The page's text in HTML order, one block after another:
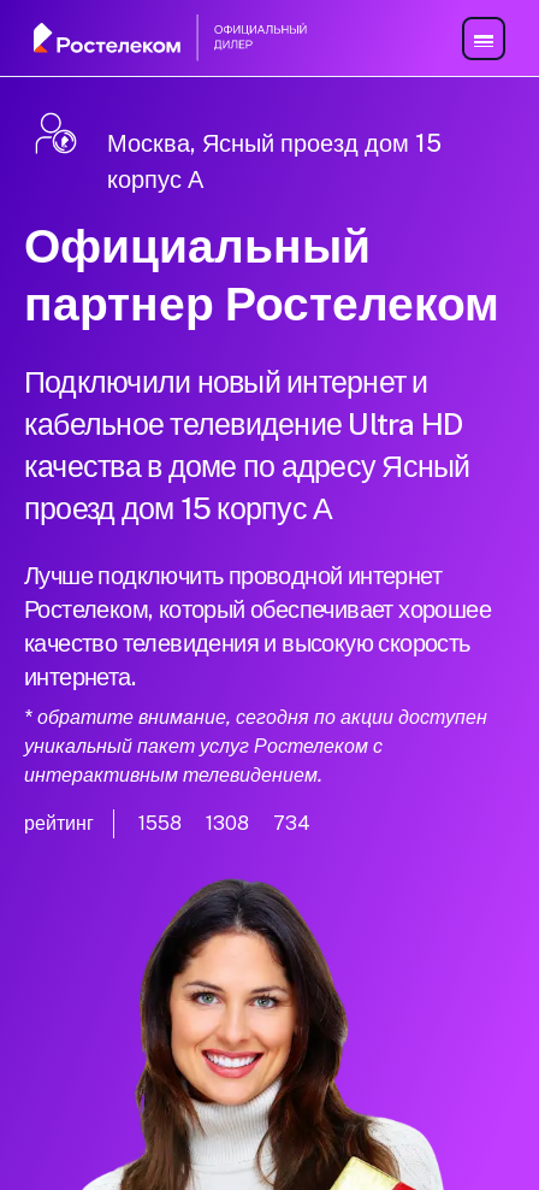
Москва, Ясный проезд дом 15
корпус А
Официальный
партнер Ростелеком
Подключили новый интернет и
кабельное телевидение Ultra HD
качества в доме по адресу Ясный
проезд дом 15 корпус А
Лучше подключить проводной интернет
Ростелеком, который обеспечивает хорошее
качество телевидения и высокую скорость
интернета.
* обратите внимание, сегодня по акции доступен
уникальный пакет услуг Ростелеком с
интерактивным телевидением.
рейтинг 1558 1308 734